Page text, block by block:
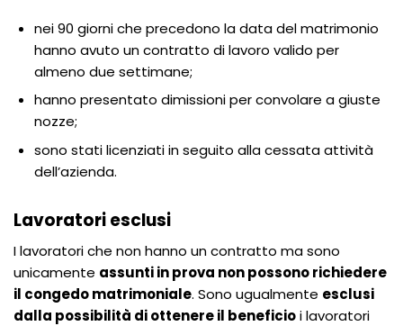
nei 90 giorni che precedono la data del matrimonio
hanno avuto un contratto di lavoro valido per
almeno due settimane;
hanno presentato dimissioni per convolare a giuste
nozze;
sono stati licenziati in seguito alla cessata attività
dell’azienda.
Lavoratori esclusi
I lavoratori che non hanno un contratto ma sono
unicamente assunti in prova non possono richiedere
il congedo matrimoniale. Sono ugualmente esclusi
dalla possibilità di ottenere il beneficioi lavoratori